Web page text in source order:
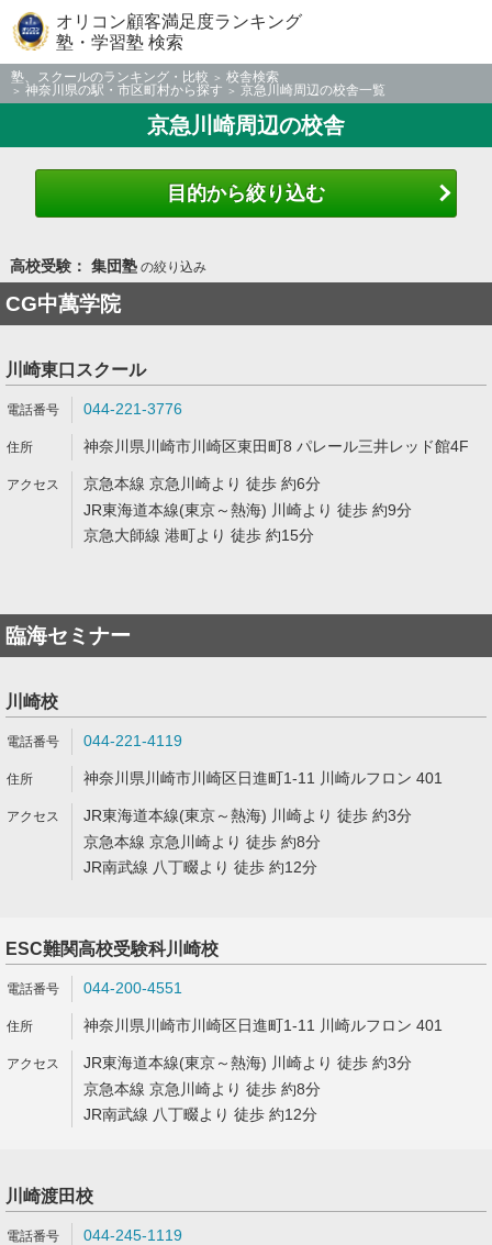
オリコン顧客満足度ランキング
塾・学習塾 検索
塾、スクールのランキング・比較
校舎検索
神奈川県の駅・市区町村から探す
京急川崎周辺の校舎一覧
京急川崎周辺の校舎
目的から絞り込む
高校受験： 集団塾の絞り込み
CG中萬学院
川崎東口スクール
044-221-3776
神奈川県川崎市川崎区東田町8 パレール三井レッド館4F
京急本線 京急川崎より 徒歩 約6分
JR東海道本線(東京～熱海) 川崎より 徒歩 約9分
京急大師線 港町より 徒歩 約15分
臨海セミナー
川崎校
044-221-4119
神奈川県川崎市川崎区日進町1-11 川崎ルフロン 401
JR東海道本線(東京～熱海) 川崎より 徒歩 約3分
京急本線 京急川崎より 徒歩 約8分
JR南武線 八丁畷より 徒歩 約12分
ESC難関高校受験科川崎校
044-200-4551
神奈川県川崎市川崎区日進町1-11 川崎ルフロン 401
JR東海道本線(東京～熱海) 川崎より 徒歩 約3分
京急本線 京急川崎より 徒歩 約8分
JR南武線 八丁畷より 徒歩 約12分
川崎渡田校
044-245-1119